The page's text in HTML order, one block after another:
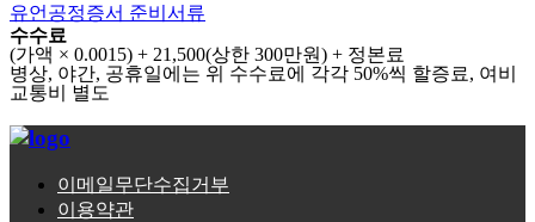
유언공정증서 준비서류
수수료
(가액 × 0.0015) + 21,500(상한 300만원) + 정본료
병상, 야간, 공휴일에는 위 수수료에 각각 50%씩 할증료, 여비
교통비 별도
이메일무단수집거부
이용약관